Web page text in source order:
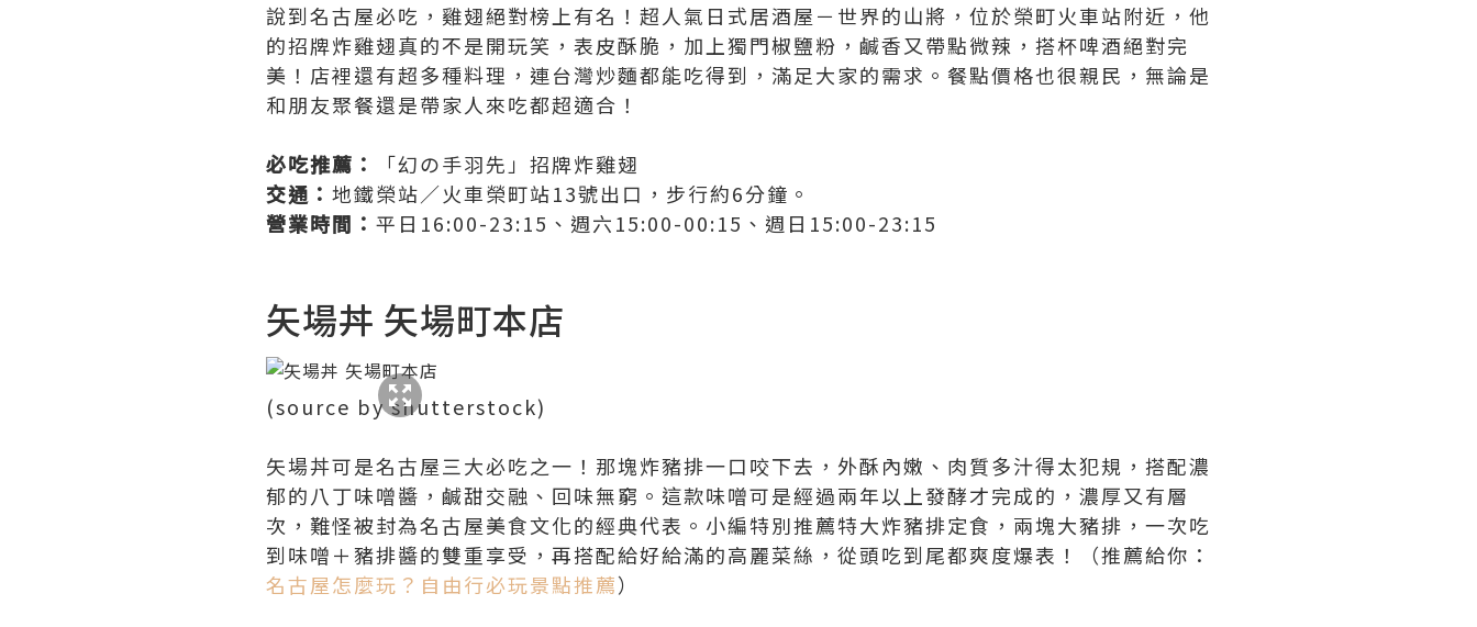
說到名古屋必吃，雞翅絕對榜上有名！超人氣日式居酒屋－世界的山將，位於榮町火車站附近，他
的招牌炸雞翅真的不是開玩笑，表皮酥脆，加上獨門椒鹽粉，鹹香又帶點微辣，搭杯啤酒絕對完
美！店裡還有超多種料理，連台灣炒麵都能吃得到，滿足大家的需求。餐點價格也很親民，無論是
和朋友聚餐還是帶家人來吃都超適合！
必吃推薦：
「幻の手羽先」招牌炸雞翅
交通： 地鐵榮站／火車榮町站13號出口，步行約6分鐘。
營業時間： 平日16:00-23:15、週六15:00-00:15、週日15:00-23:15
矢場丼 矢場町本店
(source by shutterstock)
矢場丼可是名古屋三大必吃之一！那塊炸豬排一口咬下去，外酥內嫩、肉質多汁得太犯規，搭配濃
郁的八丁味噌醬，鹹甜交融、回味無窮。這款味噌可是經過兩年以上發酵才完成的，濃厚又有層
次，難怪被封為名古屋美食文化的經典代表。小編特別推薦特大炸豬排定食，兩塊大豬排，一次吃
到味噌＋豬排醬的雙重享受，再搭配給好給滿的高麗菜絲，從頭吃到尾都爽度爆表！（推薦給你：
名古屋怎麼玩？自由行必玩景點推薦）